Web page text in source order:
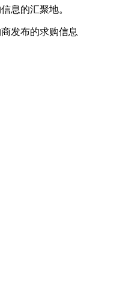
息的汇聚地。
发布的求购信息